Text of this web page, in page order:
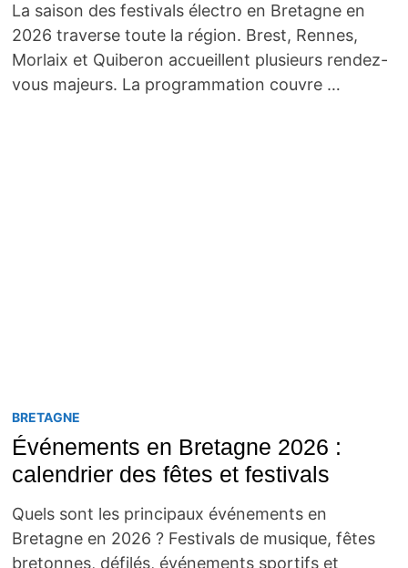
La saison des festivals électro en Bretagne en
2026 traverse toute la région. Brest, Rennes,
Morlaix et Quiberon accueillent plusieurs rendez-
vous majeurs. La programmation couvre …
BRETAGNE
Événements en Bretagne 2026 :
calendrier des fêtes et festivals
Quels sont les principaux événements en
Bretagne en 2026 ? Festivals de musique, fêtes
bretonnes, défilés, événements sportifs et